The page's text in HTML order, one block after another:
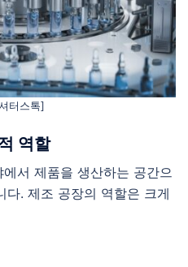
터스톡]
역할
서 제품을 생산하는 공간으
다. 제조 공장의 역할은 크게